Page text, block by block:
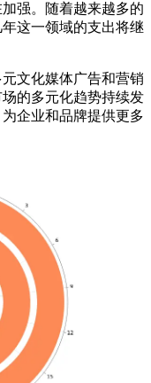
强。随着越来越多的
这一领域的支出将继
文化媒体广告和营销
的多元化趋势持续发
企业和品牌提供更多